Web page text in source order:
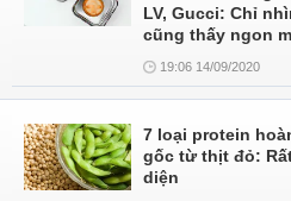
LV, Gucci: Chỉ
cũng thấy ngon
19:06 14/09/2020
7 loại protein
gốc từ thịt đỏ:
diện